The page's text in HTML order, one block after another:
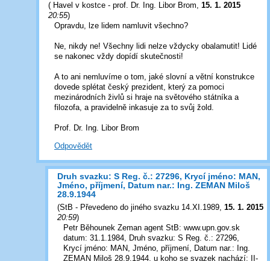
( Havel v kostce - prof. Dr. Ing. Libor Brom, 15. 1. 2015
20:55)
Opravdu, lze lidem namluvit všechno?
Ne, nikdy ne! Všechny lidi nelze vždycky obalamutit! Lidé
se nakonec vždy dopídí skutečnosti!
A to ani nemluvíme o tom, jaké slovní a větní konstrukce
dovede splétat český prezident, který za pomoci
mezinárodních živlů si hraje na světového státníka a
filozofa, a pravidelně inkasuje za to svůj žold.
Prof. Dr. Ing. Libor Brom
Odpovědět
Druh svazku: S Reg. č.: 27296, Krycí jméno: MAN,
Jméno, příjmení, Datum nar.: Ing. ZEMAN Miloš
28.9.1944
(StB - Převedeno do jiného svazku 14.XI.1989, 15. 1. 2015
20:59)
Petr Běhounek Zeman agent StB: www.upn.gov.sk
datum: 31.1.1984, Druh svazku: S Reg. č.: 27296,
Krycí jméno: MAN, Jméno, příjmení, Datum nar.: Ing.
ZEMAN Miloš 28.9.1944, u koho se svazek nachází: II-